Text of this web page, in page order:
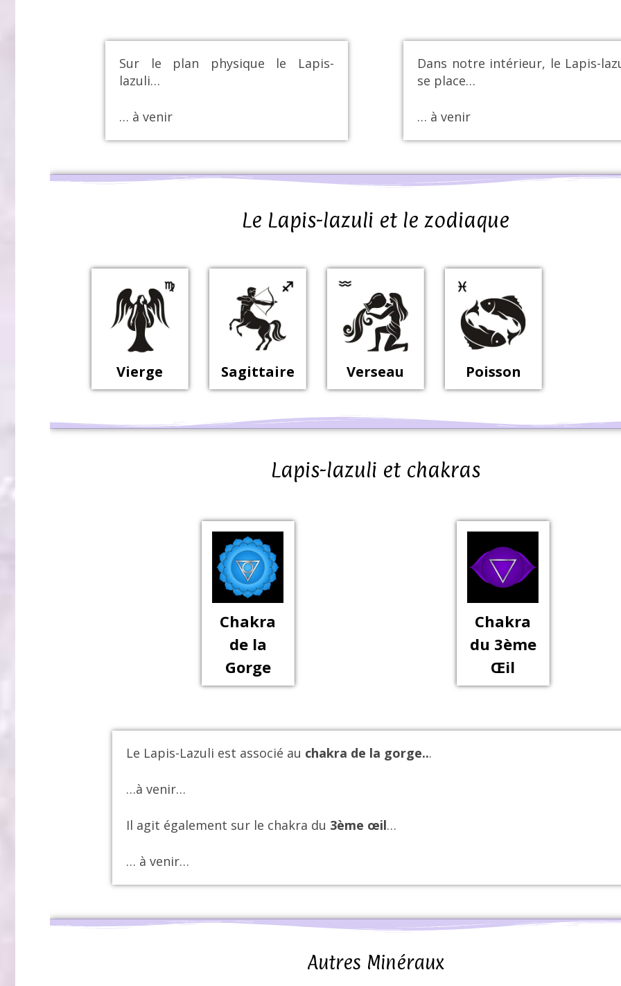
Sur le plan physique le Lapis-
lazuli…
… à venir
Dans notre intérieur, le Lapis-
se place…
… à venir
Le Lapis-lazuli et le zodiaque
Vierge Sagittaire Verseau Poisson
Lapis-lazuli et chakras
Chakra
de la
Gorge
Chakra
du 3ème
Œil
Le Lapis-Lazuli est associé au chakra de la gorge...
…à venir…
Il agit également sur le chakra du 3ème œil…
… à venir…
Autres Minéraux